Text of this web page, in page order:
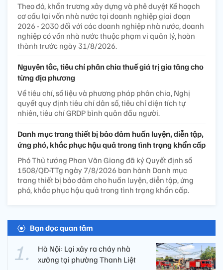
Theo đó, khẩn trương xây dựng và phê duyệt Kế hoạch
cơ cấu lại vốn nhà nước tại doanh nghiệp giai đoạn
2026 - 2030 đối với các doanh nghiệp nhà nước, doanh
nghiệp có vốn nhà nước thuộc phạm vi quản lý, hoàn
thành trước ngày 31/8/2026.
Nguyên tắc, tiêu chí phân chia thuế giá trị gia tăng cho
từng địa phương
Về tiêu chí, số liệu và phương pháp phân chia, Nghị
quyết quy định tiêu chí dân số, tiêu chí diện tích tự
nhiên, tiêu chí GRDP bình quân đầu người.
Danh mục trang thiết bị bảo đảm huấn luyện, diễn tập,
ứng phó, khắc phục hậu quả trong tình trạng khẩn cấp
Phó Thủ tướng Phan Văn Giang đã ký Quyết định số
1508/QĐ-TTg ngày 7/8/2026 ban hành Danh mục
trang thiết bị bảo đảm cho huấn luyện, diễn tập, ứng
phó, khắc phục hậu quả trong tình trạng khẩn cấp.
Bạn đọc quan tâm
Hà Nội: Lại xảy ra cháy nhà
xưởng tại phường Thanh Liệt